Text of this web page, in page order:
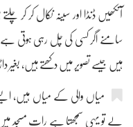
آنکھیں ڈنڈا اور سینہ نکال کر کر
سامنے اگر کسی کی چل رہی ہوتی
ہیں جیسے تصویر میں دکھتے ہیں،
میاں والی کے میاں ہیں،
لے تو یہی سمجھتا ہے رات مسجد